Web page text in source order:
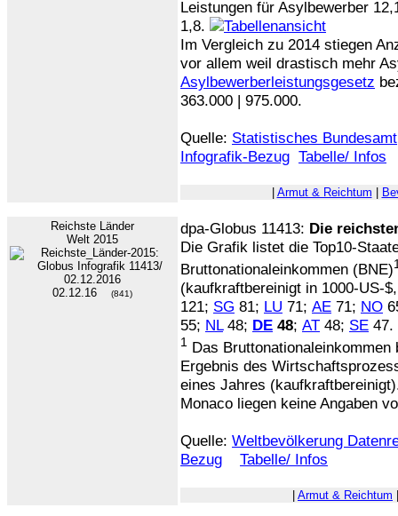
Leistungen für Asylbewerber
1,8.
Im Vergleich zu 2014 stiegen
vor allem weil drastisch mehr
Asylbewerberleistungsgesetz
363.000 | 975.000.
Quelle: Statistisches Bundesamt
Infografik-Bezug Tabelle/ Infos
Armut & Reichtum
Reichste Länder
Welt 2015
02.12.16 (841)
dpa-Globus 11413: Die
Die Grafik listet die Top10-
Bruttonationaleinkommen (BNE)
(kaufkraftbereinigt in 1000-US-
121; SG 81; LU 71; AE 71; NO
55; NL48; DE 48; AT 48; SE
1 Das
Ergebnis des
eines Jahres
Monaco liegen keine Angaben
Quelle: Weltbevölkerung
Bezug
Tabelle/ Infos
| Armut & Reichtum